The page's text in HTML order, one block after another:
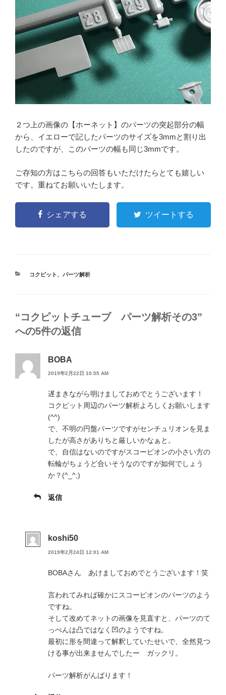
２つ上の画像の【ホーネット】のパーツの突起部分の幅
から、イエローで記したパーツのサイズを3mmと割り出
したのですが、このパーツの幅も同じ3mmです。
ご存知の方はこちらの回答もいただけたらとても嬉しい
です。重ねてお願いいたします。
シェアする ツイートする
カ
コクピット 、 パーツ解析
“コクピットチューブ パーツ解析その3”
への5件の返信
BOBA
2019年2月22日 10:55 AM
遅まきながら明けましておめでとうございます！
コクピット周辺のパーツ解析よろしくお願いします
(^^)
で、不明の円盤パーツですがセンチュリオンを見ま
したが高さがありちと厳しいかなぁと。
で、自信はないのですがスコーピオンの小さい方の
転輪がちょうど合いそうなのですが如何でしょう
か？(^_^;)
返信
koshi50
2019年2月24日 12:01 AM
BOBAさん あけましておめでとうございます！笑
言われてみれば確かにスコーピオンのパーツのよう
ですね。
そして改めてネットの画像を見直すと、パーツのて
っぺんは凸ではなく凹のようですね。
最初に形を間違って解釈していたせいで、全然見つ
ける事が出来ませんでしたー ガックリ。
パーツ解析がんばります！